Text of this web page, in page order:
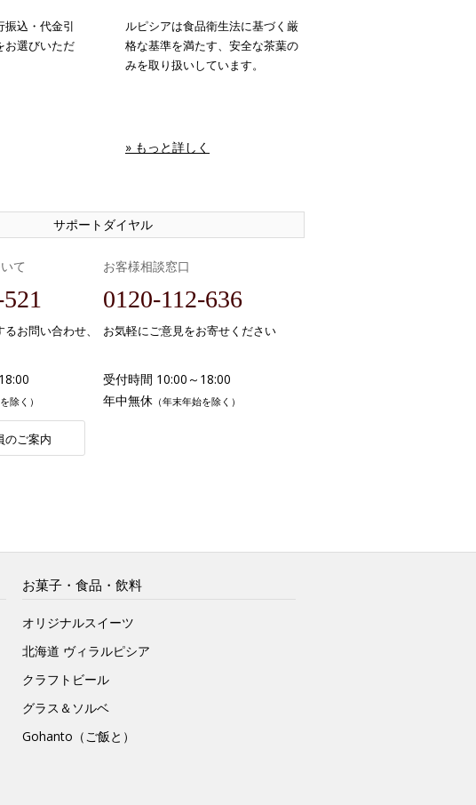
振込・代金引
お選びいただ
ルピシアは食品衛生法に基づく厳
格な基準を満たす、安全な茶葉の
みを取り扱いしています。
» もっと詳しく
サポートダイヤル
て
お問い合わせ、
除く）
のご案内
お客様相談窓口
0120-112-636
お気軽にご意見をお寄せください
受付時間 10:00～18:00
年中無休 （年末年始を除く）
お菓子・食品・飲料
オリジナルスイーツ
北海道 ヴィラルピシア
クラフトビール
グラス＆ソルベ
Gohanto（ご飯と）